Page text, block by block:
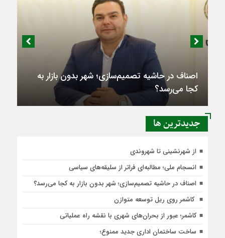
اصناف در حاشیه تصمیم‌سازی؛ شهر بدون بازار به
کجا می‌رسد؟
جديدترين ها
از شهرنشینی تا شهروندی
انسجام ملی؛ مطالبه‌ای فراتر از سلیقه‌های سیاسی
اصناف در حاشیه تصمیم‌سازی؛ شهر بدون بازار به کجا می‌رسد؟
کاشمر روی ریل توسعه متوازن
کاشمر؛ عبور از بحران‌های شهری با نقشه راه عملیاتی
ساخت ساختمان اداری جدید ممنوع؛